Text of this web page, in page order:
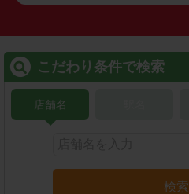
こだわり条件で検索
店舗名
検索